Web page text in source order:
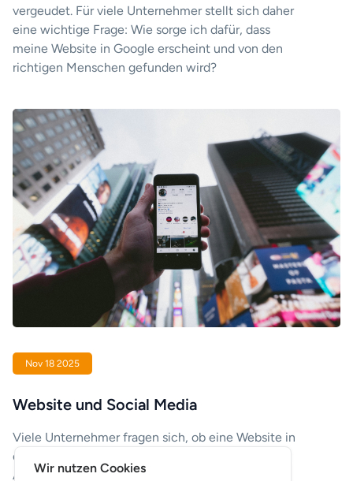
vergeudet. Für viele Unternehmer stellt sich daher
eine wichtige Frage: Wie sorge ich dafür, dass
meine Website in Google erscheint und von den
richtigen Menschen gefunden wird?
Nov 18 2025
Website und Social Media
Viele Unternehmer fragen sich, ob eine Website in
einer Zeit, in der soziale Medien so viel
Aufmerksamkeit beanspruchen, überhaupt noch
Wir nutzen Cookies